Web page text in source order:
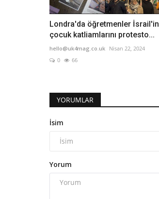
Londra'da öğretmenler İsrail'in
çocuk katliamlarını protesto...
hello@uk4mag.co.uk Nisan 22, 2024
0
66
YORUMLAR
İsim
Yorum